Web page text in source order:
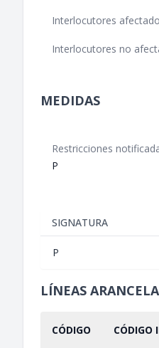
Interlocutores
Interlocutores no
MEDIDAS
Restricciones
P
SIGNATURA
P
LÍNEAS
CÓDIGO CÓDIGO